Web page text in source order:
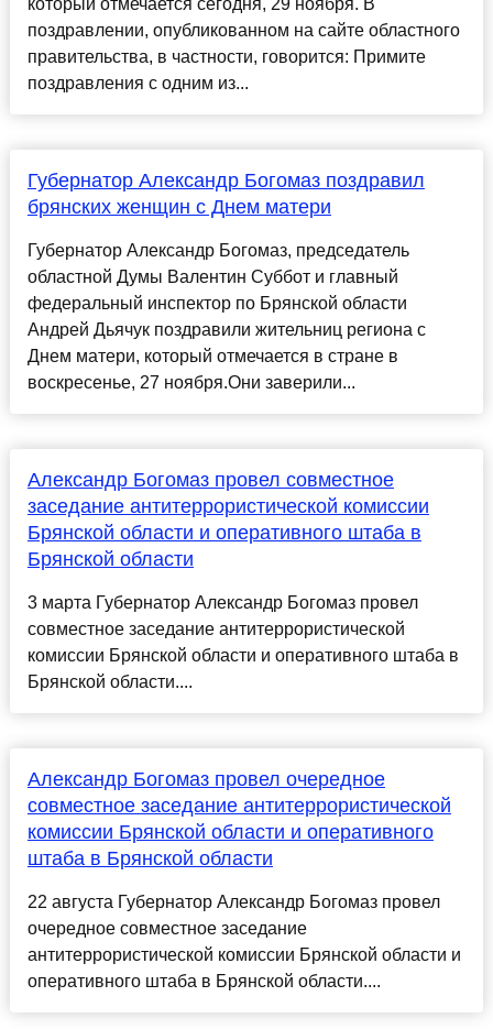
который отмечается сегодня, 29 ноября. В
поздравлении, опубликованном на сайте областного
правительства, в частности, говорится: Примите
поздравления с одним из...
Губернатор Александр Богомаз поздравил
брянских женщин с Днем матери
Губернатор Александр Богомаз, председатель
областной Думы Валентин Суббот и главный
федеральный инспектор по Брянской области
Андрей Дьячук поздравили жительниц региона с
Днем матери, который отмечается в стране в
воскресенье, 27 ноября.Они заверили...
Александр Богомаз провел совместное
заседание антитеррористической комиссии
Брянской области и оперативного штаба в
Брянской области
3 марта Губернатор Александр Богомаз провел
совместное заседание антитеррористической
комиссии Брянской области и оперативного штаба в
Брянской области....
Александр Богомаз провел очередное
совместное заседание антитеррористической
комиссии Брянской области и оперативного
штаба в Брянской области
22 августа Губернатор Александр Богомаз провел
очередное совместное заседание
антитеррористической комиссии Брянской области и
оперативного штаба в Брянской области....